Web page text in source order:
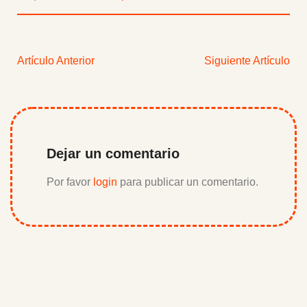
Artículo Anterior Siguiente Artículo
Dejar un comentario
Por favor login para publicar un comentario.